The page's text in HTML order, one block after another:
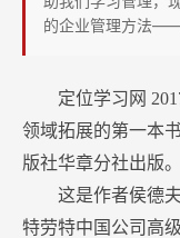
的企业管理方法——
定位学习网
领域拓展的第一本
版社华章分社出版。
这是作者侯德
特劳特中国公司高